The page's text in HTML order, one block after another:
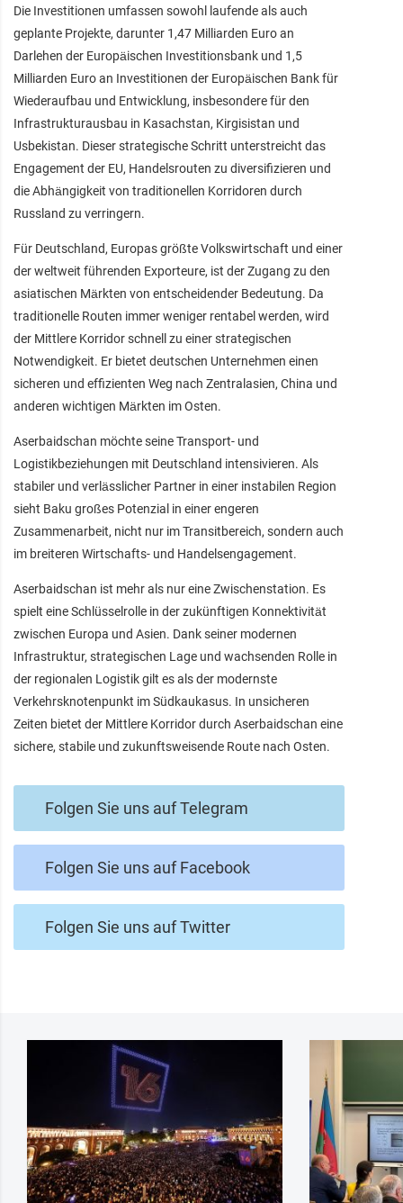
Die Investitionen umfassen sowohl laufende als auch
geplante Projekte, darunter 1,47 Milliarden Euro an
Darlehen der Europäischen Investitionsbank und 1,5
Milliarden Euro an Investitionen der Europäischen Bank für
Wiederaufbau und Entwicklung, insbesondere für den
Infrastrukturausbau in Kasachstan, Kirgisistan und
Usbekistan. Dieser strategische Schritt unterstreicht das
Engagement der EU, Handelsrouten zu diversifizieren und
die Abhängigkeit von traditionellen Korridoren durch
Russland zu verringern.
Für Deutschland, Europas größte Volkswirtschaft und einer
der weltweit führenden Exporteure, ist der Zugang zu den
asiatischen Märkten von entscheidender Bedeutung. Da
traditionelle Routen immer weniger rentabel werden, wird
der Mittlere Korridor schnell zu einer strategischen
Notwendigkeit. Er bietet deutschen Unternehmen einen
sicheren und effizienten Weg nach Zentralasien, China und
anderen wichtigen Märkten im Osten.
Aserbaidschan möchte seine Transport- und
Logistikbeziehungen mit Deutschland intensivieren. Als
stabiler und verlässlicher Partner in einer instabilen Region
sieht Baku großes Potenzial in einer engeren
Zusammenarbeit, nicht nur im Transitbereich, sondern auch
im breiteren Wirtschafts- und Handelsengagement.
Aserbaidschan ist mehr als nur eine Zwischenstation. Es
spielt eine Schlüsselrolle in der zukünftigen Konnektivität
zwischen Europa und Asien. Dank seiner modernen
Infrastruktur, strategischen Lage und wachsenden Rolle in
der regionalen Logistik gilt es als der modernste
Verkehrsknotenpunkt im Südkaukasus. In unsicheren
Zeiten bietet der Mittlere Korridor durch Aserbaidschan eine
sichere, stabile und zukunftsweisende Route nach Osten.
Folgen Sie uns auf Telegram
Folgen Sie uns auf Facebook
Folgen Sie uns auf Twitter